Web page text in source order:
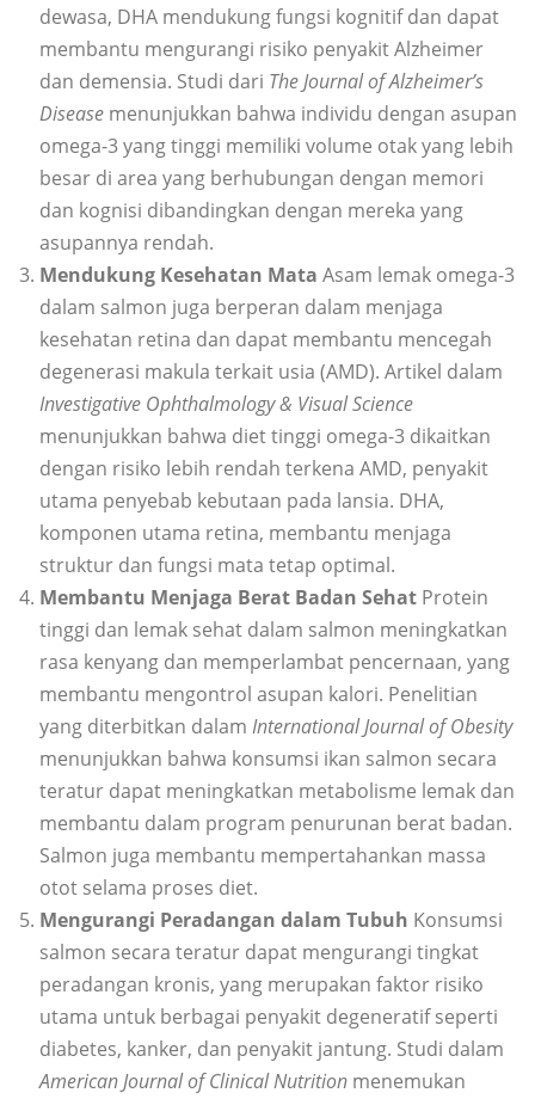
dewasa, DHA mendukung fungsi kognitif dan dapat
membantu mengurangi risiko penyakit Alzheimer
dan demensia. Studi dari The Journal of Alzheimer’s
Disease menunjukkan bahwa individu dengan asupan
omega-3 yang tinggi memiliki volume otak yang lebih
besar di area yang berhubungan dengan memori
dan kognisi dibandingkan dengan mereka yang
asupannya rendah.
Mendukung Kesehatan Mata Asam lemak omega-3
dalam salmon juga berperan dalam menjaga
kesehatan retina dan dapat membantu mencegah
degenerasi makula terkait usia (AMD). Artikel dalam
Investigative Ophthalmology & Visual Science
menunjukkan bahwa diet tinggi omega-3 dikaitkan
dengan risiko lebih rendah terkena AMD, penyakit
utama penyebab kebutaan pada lansia. DHA,
komponen utama retina, membantu menjaga
struktur dan fungsi mata tetap optimal.
Membantu Menjaga Berat Badan Sehat Protein
tinggi dan lemak sehat dalam salmon meningkatkan
rasa kenyang dan memperlambat pencernaan, yang
membantu mengontrol asupan kalori. Penelitian
yang diterbitkan dalam International Journal of Obesity
menunjukkan bahwa konsumsi ikan salmon secara
teratur dapat meningkatkan metabolisme lemak dan
membantu dalam program penurunan berat badan.
Salmon juga membantu mempertahankan massa
otot selama proses diet.
Mengurangi Peradangan dalam Tubuh Konsumsi
salmon secara teratur dapat mengurangi tingkat
peradangan kronis, yang merupakan faktor risiko
utama untuk berbagai penyakit degeneratif seperti
diabetes, kanker, dan penyakit jantung. Studi dalam
American Journal of Clinical Nutrition menemukan